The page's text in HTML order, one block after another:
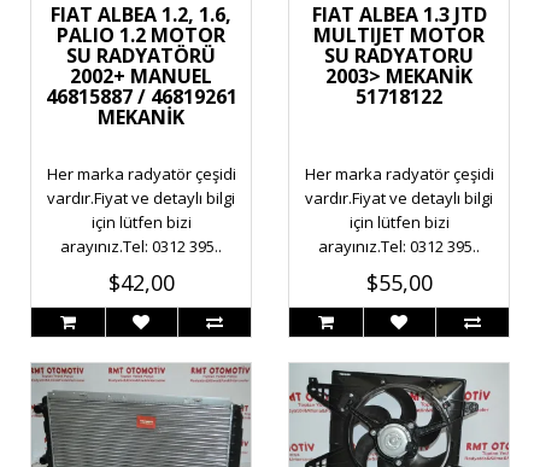
FIAT ALBEA 1.2, 1.6,
PALIO 1.2 MOTOR
SU RADYATÖRÜ
2002+ MANUEL
46815887 / 46819261
MEKANİK
Her marka radyatör çeşidi
vardır.Fiyat ve detaylı bilgi
için lütfen bizi
arayınız.Tel: 0312 395..
$42,00
FIAT ALBEA 1.3 JTD
MULTIJET MOTOR
SU RADYATORU
2003> MEKANİK
51718122
Her marka radyatör çeşidi
vardır.Fiyat ve detaylı bilgi
için lütfen bizi
arayınız.Tel: 0312 395..
$55,00